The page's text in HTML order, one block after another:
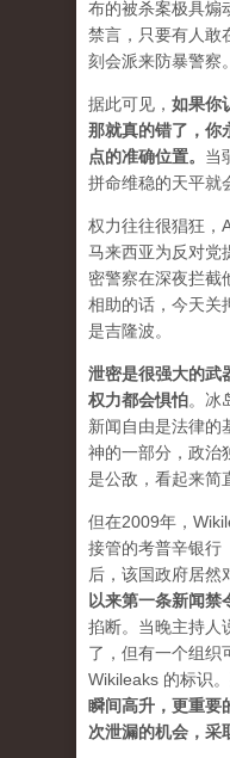
布的被杀案极具煽
禁言，只要有人敢
刻会派来防暴警察。
据此可见， 如果你
那就真的错了，你
点的准确位置。 当
拼命维稳的天平就
权力往往很猖狂，
马来西亚为反对党
密警察在深夜拦截
相助的话，今天关
是吉隆波。
泄密是很强大的武
权力都会惧怕。 冰
新闻自由是法律的
神的一部分，政治
是公敌，看起来简
但在2009年，
接管的考普辛银行
后，该国政府居然
以来第一条新闻禁
掐断。当晚主持人
了，但有一个组织
Wikileaks 的标识。
瞬间高升，更重要
次泄漏的机会，采